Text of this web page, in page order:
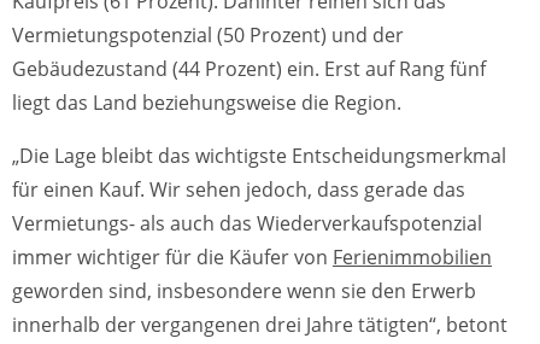
Vermietungspotenzial (50 Prozent) und der
Gebäudezustand (44 Prozent) ein. Erst auf Rang fünf
liegt das Land beziehungsweise die Region.
„Die Lage bleibt das wichtigste Entscheidungsmerkmal
für einen Kauf. Wir sehen jedoch, dass gerade das
Vermietungs- als auch das Wiederverkaufspotenzial
immer wichtiger für die Käufer von Ferienimmobilien
geworden sind, insbesondere wenn sie den Erwerb
innerhalb der vergangenen drei Jahre tätigten“, betont